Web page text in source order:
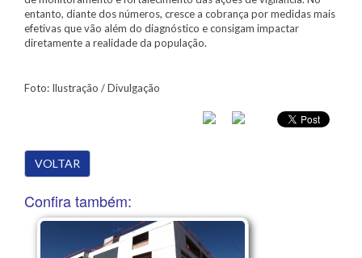
entanto, diante dos números, cresce a cobrança por medidas mais
efetivas que vão além do diagnóstico e consigam impactar
diretamente a realidade da população.
Foto: Ilustração / Divulgação
VOLTAR
Confira também: